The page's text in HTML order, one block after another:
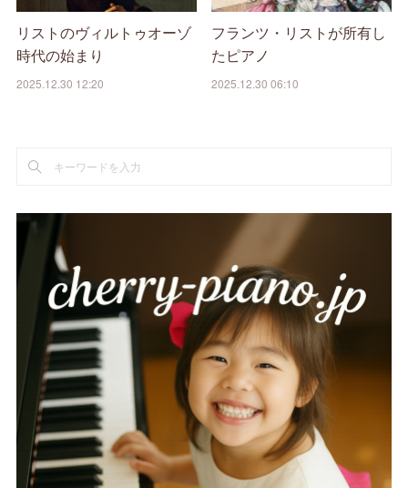
リストのヴィルトゥオーゾ
時代の始まり
2025.12.30 12:20
フランツ・リストが所有し
たピアノ
2025.12.30 06:10